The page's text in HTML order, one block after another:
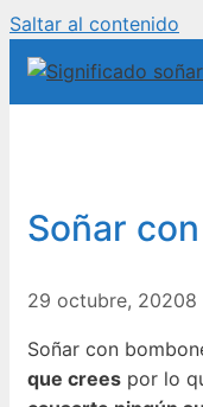
Saltar al contenido
Soñar
29 octubre, 20208
Soñar con
que crees por lo